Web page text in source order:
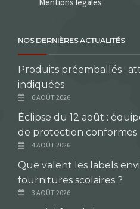
NOS DERNIÈRES ACTUALITÉS
Produits préemballés :
indiquées
6 AOÛT 2026
Éclipse du 12 août :
de protection conformes
4 AOÛT 2026
Que valent les labels
fournitures scolaires ?
3 AOÛT 2026